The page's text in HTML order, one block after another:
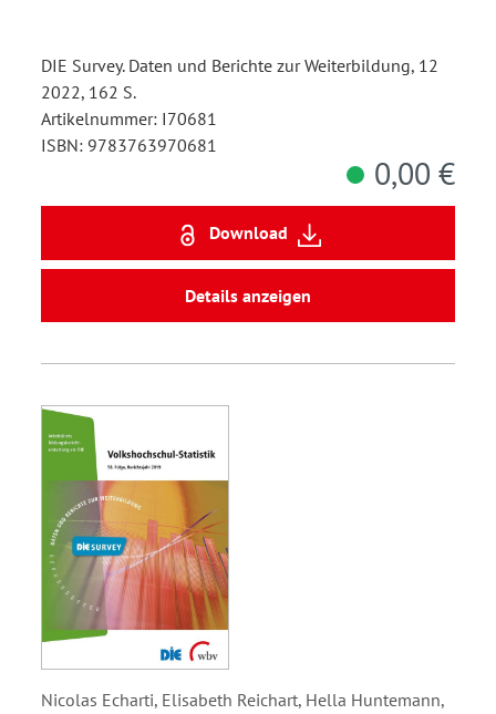
DIE Survey. Daten und Berichte zur Weiterbildung, 12
2022, 162 S.
Artikelnummer: I70681
ISBN: 9783763970681
0,00 €
Download
Details anzeigen
Nicolas Echarti, Elisabeth Reichart, Hella Huntemann,